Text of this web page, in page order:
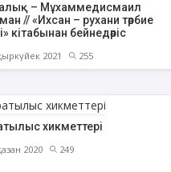
– Мұхаммедисмаил
// «Ихсан – рухани тәрбие
кітабынан бейнедәріс
2021 255
хикметтері
2020 249